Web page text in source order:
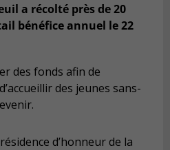
a récolté près de 20
bénéfice annuel le 22
des fonds afin de
des jeunes sans-
d’honneur de la